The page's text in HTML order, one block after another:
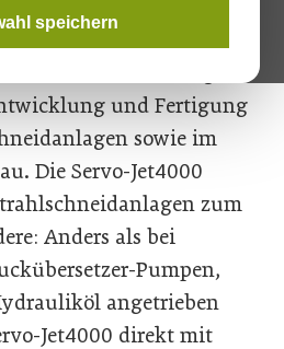
speichern
Platz ausgezeichnet.
hat lange
und Fertigung
sowie im
Die Servo-Jet4000
zum
Anders als bei
Pumpen,
angetrieben
Jet4000 direkt mit